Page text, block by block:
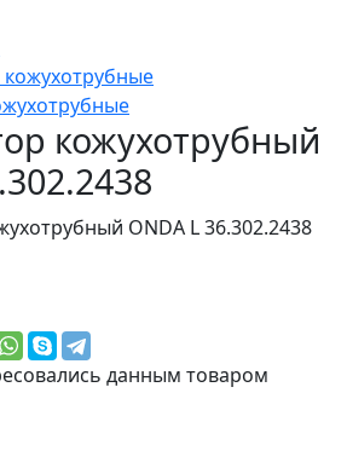
кожухотрубный
данным товаром